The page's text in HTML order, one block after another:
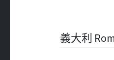
義大利